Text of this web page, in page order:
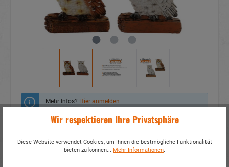
Mehr Infos? Hier anmelden
Zum Merkzettel hinzufügen
Fragen zum Produkt
Wir respektieren Ihre Privatsphäre
Diese Website verwendet Cookies, um Ihnen die bestmögliche Funktionalität
bieten zu können... Mehr Informationen.